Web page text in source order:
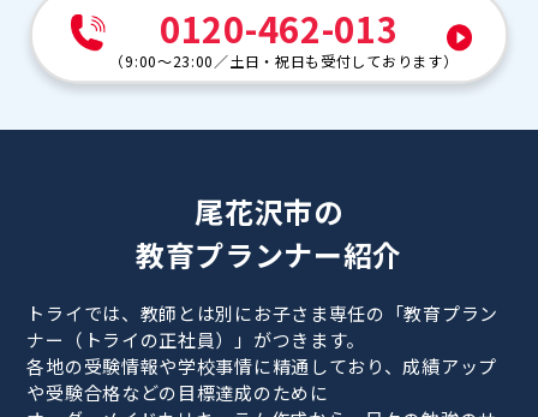
0120-462-013
（9:00～23:00 ／土日・祝日も受付しております）
尾花沢市の
教育プランナー紹介
トライでは、教師とは別にお子さま専任の「教育プラン
ナー（トライの正社員）」がつきます。
各地の受験情報や学校事情に精通しており、成績アップ
や受験合格などの目標達成のために